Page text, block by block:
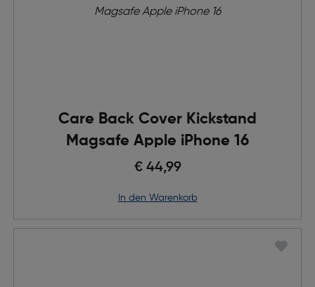
Care Back Cover Kickstand
Magsafe Apple iPhone 16
€ 44,99
in den Warenkorb